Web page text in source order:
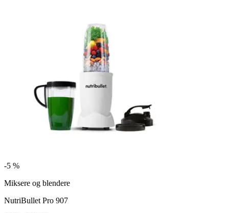
-5 %
Miksere og blendere
NutriBullet Pro 907